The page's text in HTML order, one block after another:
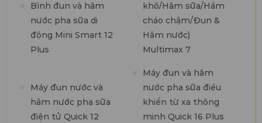
Bình đun và hâm
nước pha sữa di
động Mini Smart 12
Plus
khô/Hâm sữa/Hầm
cháo chậm/Đun &
Hâm nước)
Multimax 7
Máy đun nước và
hâm nước pha sữa
điện tử Quick 12
Máy đun và hâm
nước pha sữa điều
khiển từ xa thông
minh Quick 16 Plus